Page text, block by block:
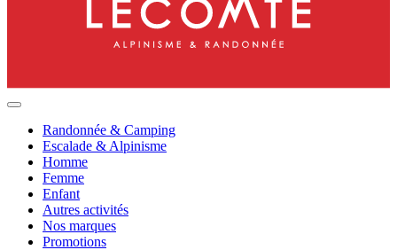
Randonnée & Camping
Escalade & Alpinisme
Homme
Femme
Enfant
Autres activités
Nos marques
Promotions